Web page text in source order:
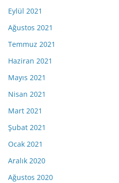
Eylül 2021
Ağustos 2021
Temmuz 2021
Haziran 2021
Mayıs 2021
Nisan 2021
Mart 2021
Şubat 2021
Ocak 2021
Aralık 2020
Ağustos 2020